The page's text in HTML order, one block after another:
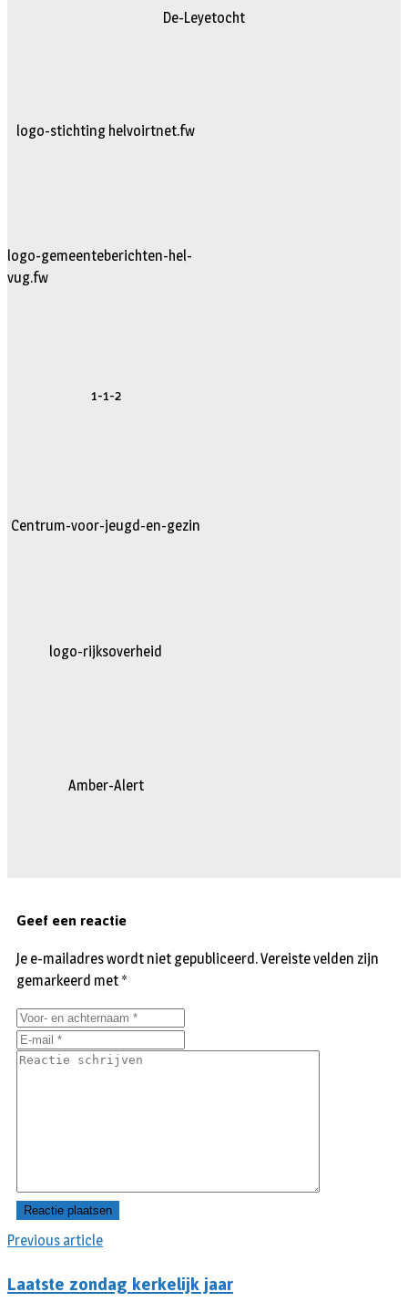
De-Leyetocht
logo-stichting helvoirtnet.fw
logo-gemeenteberichten-hel-
vug.fw
1-1-2
Centrum-voor-jeugd-en-gezin
logo-rijksoverheid
Amber-Alert
Previous article
Laatste zondag kerkelijk jaar
Geef een reactie
Je e-mailadres wordt niet gepubliceerd.Vereiste velden zijn
gemarkeerd met *